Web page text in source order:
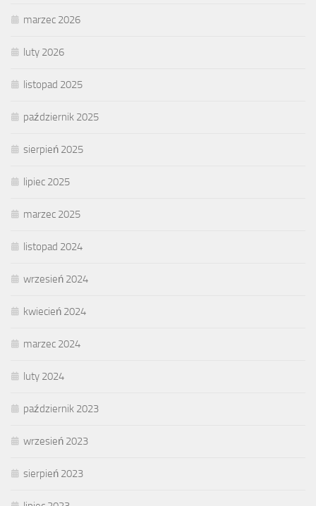
marzec 2026
luty 2026
listopad 2025
październik 2025
sierpień 2025
lipiec 2025
marzec 2025
listopad 2024
wrzesień 2024
kwiecień 2024
marzec 2024
luty 2024
październik 2023
wrzesień 2023
sierpień 2023